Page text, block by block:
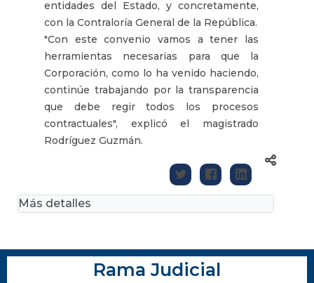
entidades del Estado, y concretamente,
con la Contraloría General de la República.
"Con este convenio vamos a tener las
herramientas necesarias para que la
Corporación, como lo ha venido haciendo,
continúe trabajando por la transparencia
que debe regir todos los procesos
contractuales", explicó el magistrado
Rodríguez Guzmán.
Más detalles
Rama Judicial